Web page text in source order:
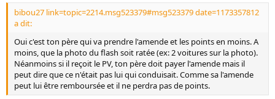
bibou27 link=topic=2214.msg523379#msg523379 date=1173357812
a dit:
Oui c'est ton père qui va prendre l'amende et les points en moins. A
moins, que la photo du flash soit ratée (ex: 2 voitures sur la photo).
Néanmoins si il reçoit le PV, ton père doit payer l'amende mais il
peut dire que ce n'était pas lui qui conduisait. Comme sa l'amende
peut lui être remboursée et il ne perdra pas de points.